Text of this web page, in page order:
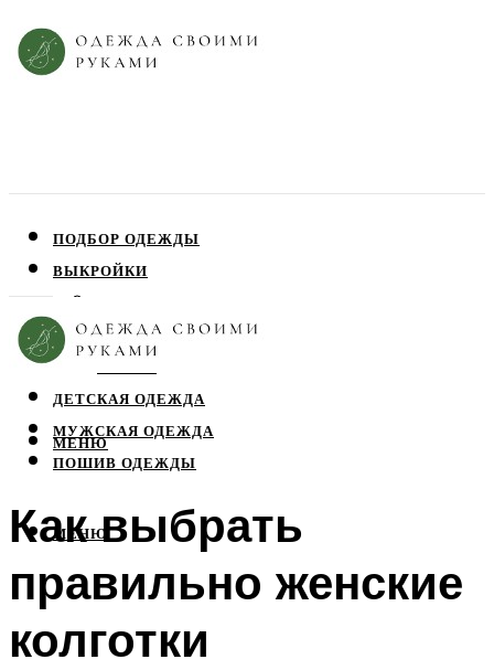
ПОДБОР ОДЕЖДЫ
ВЫКРОЙКИ
ЮБКИ
ДЕТСКАЯ ОДЕЖДА
МУЖСКАЯ ОДЕЖДА
ПОШИВ ОДЕЖДЫ
МЕНЮ
МЕНЮ
Как выбрать
правильно женские
колготки